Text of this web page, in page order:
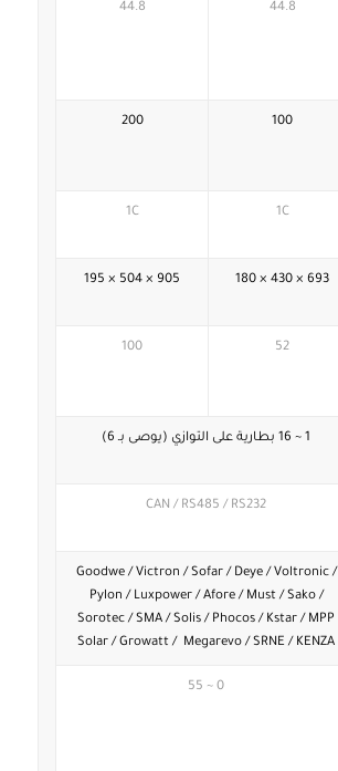
44.8
44.8
100
200
1C
1C
693 × 430 × 180
905 × 504 × 195
52
100
1 ~ 16 بطارية على التوازي (يوصى بـ 6)
CAN / RS485 / RS232
Goodwe / Victron / Sofar / Deye / Voltronic /
Pylon / Luxpower / Afore / Must / Sako /
Sorotec / SMA / Solis / Phocos / Kstar / MPP
Solar / Growatt / Megarevo / SRNE / KENZA
0 ~ 55